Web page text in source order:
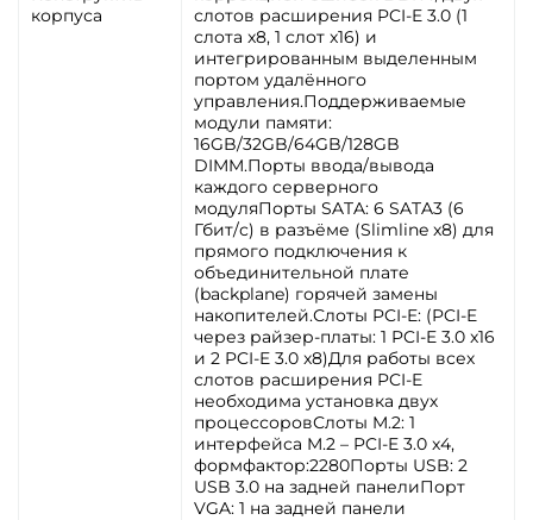
корпуса
слотов расширения PCI-E 3.0 (1
слота x8, 1 слот x16) и
интегрированным выделенным
портом удалённого
управления.Поддерживаемые
модули памяти:
16GB/32GB/64GB/128GB
DIMM.Порты ввода/вывода
каждого серверного
модуляПорты SATA: 6 SATA3 (6
Гбит/с) в разъёме (Slimline x8) для
прямого подключения к
объединительной плате
(backplane) горячей замены
накопителей.Слоты PCI-E: (PCI-E
через райзер-платы: 1 PCI-E 3.0 x16
и 2 PCI-E 3.0 x8)Для работы всех
слотов расширения PCI-E
необходима установка двух
процессоровСлоты M.2: 1
интерфейса M.2 – PCI-E 3.0 x4,
формфактор:2280Порты USB: 2
USB 3.0 на задней панелиПорт
VGA: 1 на задней панели